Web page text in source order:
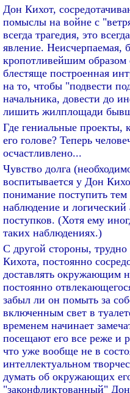
Дон Кихот,
помыслы на войне с
всегда трагедия, это
явление. Неисчерпаемая,
кропотливейшим
блестяще построенная
на то, чтобы "подвести
начальника, довести до
лишить жилплощади
Где гениальные проекты,
его голове? Теперь
осчастливлено...
Чувство долга
воспитывается у Дон
понимание поступить
наблюдение и логический
поступков. (Хотя ему
таких наблюдениях.)
С другой стороны, трудно
Кихота, постоянно
доставлять окружающим
постоянно
забыл ли он помыть за
включенным свет в
временем начинает
посещают его все реже и
что уже вообще не в
интеллектуальном
думать об окружающих
"законфликтованный"